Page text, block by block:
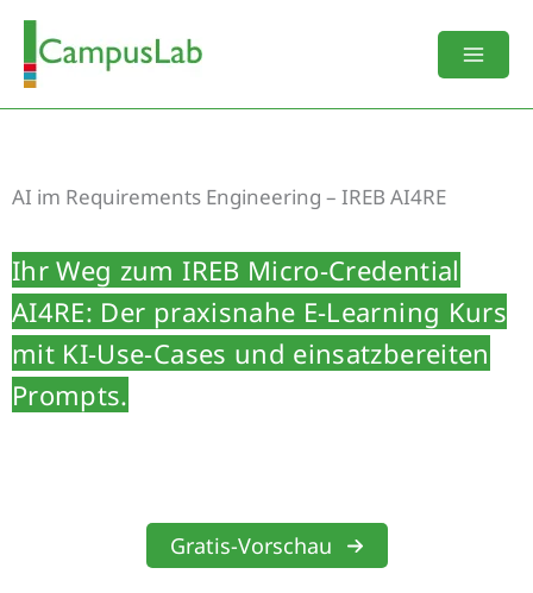
Zum
Inhalt
springen
AI im Requirements Engineering – IREB AI4RE
Ihr Weg zum IREB Micro-Credential
AI4RE: Der praxisnahe E-Learning Kurs
mit KI-Use-Cases und einsatzbereiten
Prompts.
Gratis-Vorschau